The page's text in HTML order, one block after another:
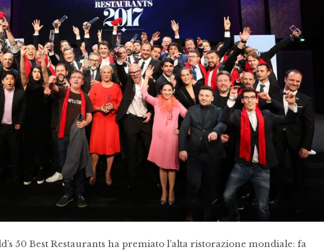
50 Best Restaurants ha premiato l’alta ristorazione mondiale: fa